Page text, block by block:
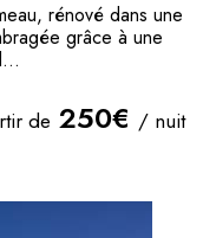
rénové dans une
grâce à une
de 250€ / nuit